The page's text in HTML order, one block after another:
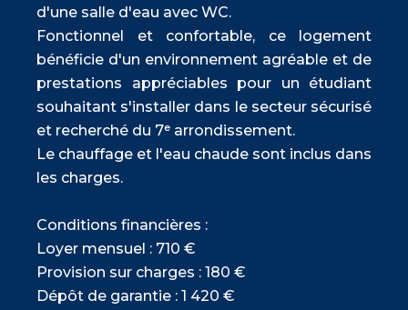
d'une salle d'eau avec WC.
Fonctionnel et confortable, ce logement
bénéficie d'un environnement agréable et de
prestations appréciables pour un étudiant
souhaitant s'installer dans le secteur sécurisé
et recherché du 7ᵉ arrondissement.
Le chauffage et l'eau chaude sont inclus dans
les charges.
Conditions financières :
Loyer mensuel : 710 €
Provision sur charges : 180 €
Dépôt de garantie : 1 420 €